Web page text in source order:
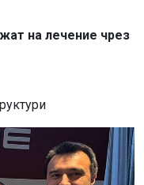
на лечение чрез